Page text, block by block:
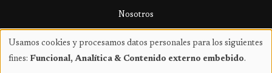
Nosotros
Términos y condiciones
Uso
Usamos cookies y procesamos datos personales para los siguientes
fines: Funcional, Analítica & Contenido externo embebido.